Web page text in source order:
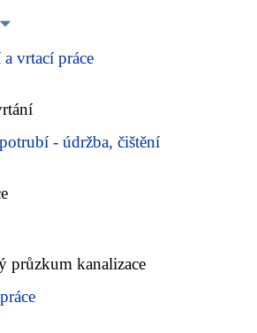
vrtací práce
- údržba, čištění
průzkum kanalizace